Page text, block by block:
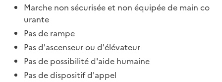
Marche non sécurisée et non équipée de main co
urante
Pas de rampe
Pas d'ascenseur ou d'élévateur
Pas de possibilité d'aide humaine
Pas de dispositif d'appel